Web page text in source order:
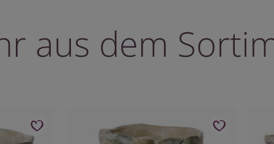
aus dem